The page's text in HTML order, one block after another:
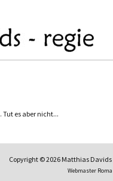
es aber nicht...
Copyright © 2026 Matthias
Webmaster